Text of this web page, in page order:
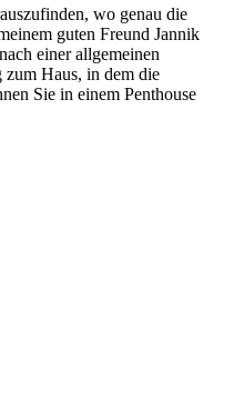
wo genau die
guten Freund Jannik
einer allgemeinen
zum Haus, in dem die
Sie in einem Penthouse